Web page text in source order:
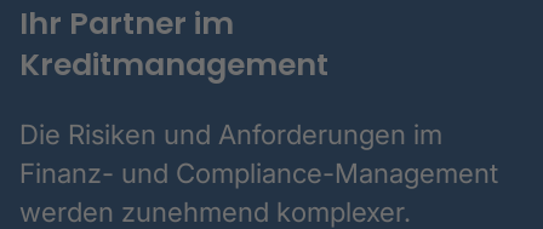
Ihr Partner im
Kreditmanagement
Die Risiken und Anforderungen im
Finanz- und Compliance-Management
werden zunehmend komplexer.